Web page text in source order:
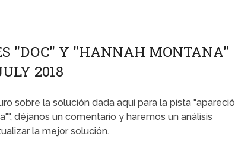
"DOC" Y "HANNAH MONTANA"
2018
sobre la solución dada aquí para la pista "apareció
déjanos un comentario y haremos un análisis
la mejor solución.